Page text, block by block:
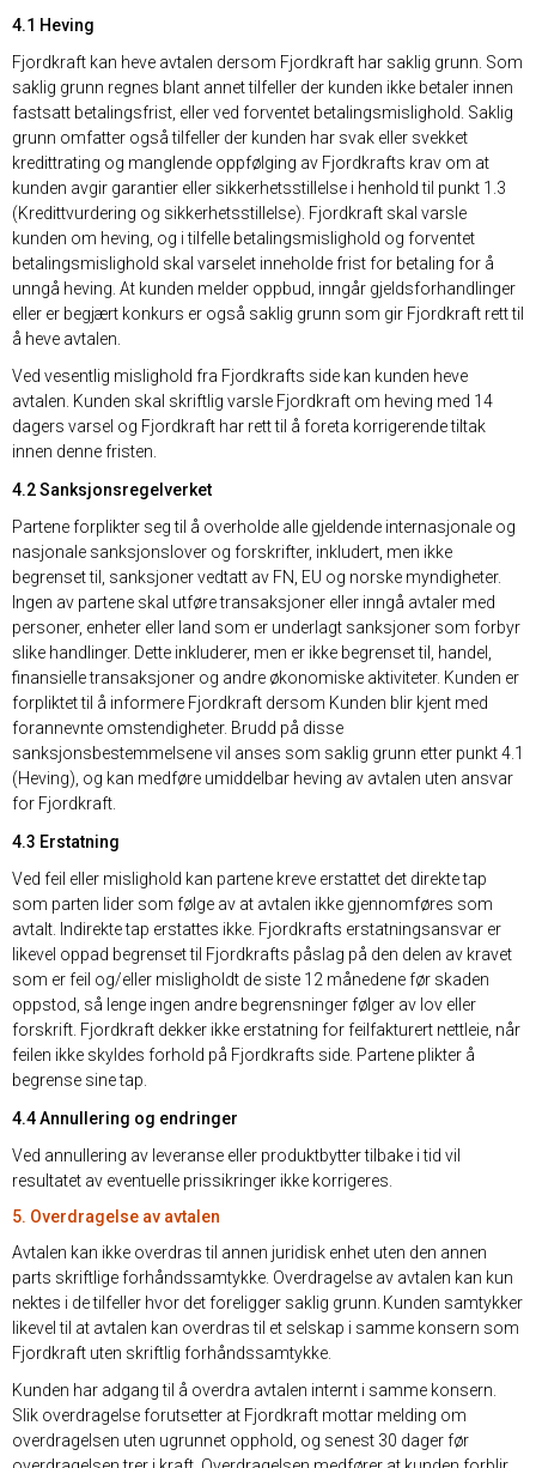
4.1 Heving
Fjordkraft kan heve avtalen dersom Fjordkraft har saklig grunn. Som
saklig grunn regnes blant annet tilfeller der kunden ikke betaler innen
fastsatt betalingsfrist, eller ved forventet betalingsmislighold. Saklig
grunn omfatter også tilfeller der kunden har svak eller svekket
kredittrating og manglende oppfølging av Fjordkrafts krav om at
kunden avgir garantier eller sikkerhetsstillelse i henhold til punkt 1.3
(Kredittvurdering og sikkerhetsstillelse). Fjordkraft skal varsle
kunden om heving, og i tilfelle betalingsmislighold og forventet
betalingsmislighold skal varselet inneholde frist for betaling for å
unngå heving. At kunden melder oppbud, inngår gjeldsforhandlinger
eller er begjært konkurs er også saklig grunn som gir Fjordkraft rett til
å heve avtalen.
Ved vesentlig mislighold fra Fjordkrafts side kan kunden heve
avtalen. Kunden skal skriftlig varsle Fjordkraft om heving med 14
dagers varsel og Fjordkraft har rett til å foreta korrigerende tiltak
innen denne fristen.
4.2 Sanksjonsregelverket
Partene forplikter seg til å overholde alle gjeldende internasjonale og
nasjonale sanksjonslover og forskrifter, inkludert, men ikke
begrenset til, sanksjoner vedtatt av FN, EU og norske myndigheter.
Ingen av partene skal utføre transaksjoner eller inngå avtaler med
personer, enheter eller land som er underlagt sanksjoner som forbyr
slike handlinger. Dette inkluderer, men er ikke begrenset til, handel,
finansielle transaksjoner og andre økonomiske aktiviteter. Kunden er
forpliktet til å informere Fjordkraft dersom Kunden blir kjent med
forannevnte omstendigheter. Brudd på disse
sanksjonsbestemmelsene vil anses som saklig grunn etter punkt 4.1
(Heving), og kan medføre umiddelbar heving av avtalen uten ansvar
for Fjordkraft.
4.3 Erstatning
Ved feil eller mislighold kan partene kreve erstattet det direkte tap
som parten lider som følge av at avtalen ikke gjennomføres som
avtalt. Indirekte tap erstattes ikke. Fjordkrafts erstatningsansvar er
likevel oppad begrenset til Fjordkrafts påslag på den delen av kravet
som er feil og/eller misligholdt de siste 12 månedene før skaden
oppstod, så lenge ingen andre begrensninger følger av lov eller
forskrift. Fjordkraft dekker ikke erstatning for feilfakturert nettleie, når
feilen ikke skyldes forhold på Fjordkrafts side. Partene plikter å
begrense sine tap.
4.4 Annullering og endringer
Ved annullering av leveranse eller produktbytter tilbake i tid vil
resultatet av eventuelle prissikringer ikke korrigeres.
5. Overdragelse av avtalen
Avtalen kan ikke overdras til annen juridisk enhet uten den annen
parts skriftlige forhåndssamtykke. Overdragelse av avtalen kan kun
nektes i de tilfeller hvor det foreligger saklig grunn. Kunden samtykker
likevel til at avtalen kan overdras til et selskap i samme konsern som
Fjordkraft uten skriftlig forhåndssamtykke.
Kunden har adgang til å overdra avtalen internt i samme konsern.
Slik overdragelse forutsetter at Fjordkraft mottar melding om
overdragelsen uten ugrunnet opphold, og senest 30 dager før